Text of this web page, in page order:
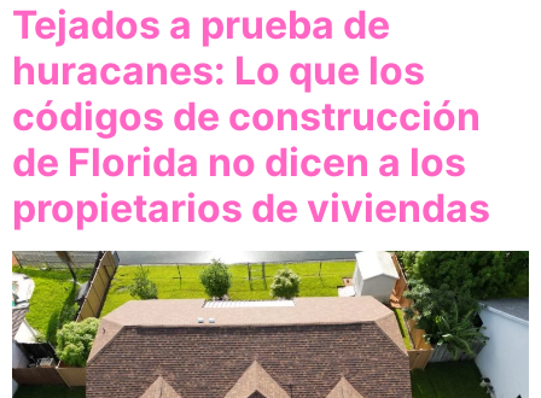
Tejados a prueba de
huracanes: Lo que los
códigos de construcción
de Florida no dicen a los
propietarios de viviendas